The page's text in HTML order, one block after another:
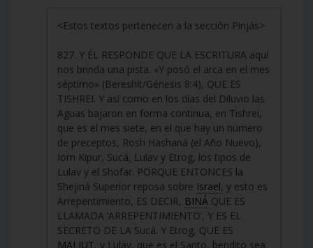
<Estos textos pertenecen a la sección Pinjás>
827. Y ÉL RESPONDE QUE LA ESCRITURA aquí
nos brinda una pista. «Y posó el arca en el mes
séptimo» (Bereshit/Génesis 8:4), QUE ES
TISHREI. Y así como en los días del Diluvio las
Aguas bajaron en forma continua, en Tishrei,
que es el mes siete, en el que hay un número
de preceptos, Rosh Hashaná (el Año Nuevo),
Iom Kipur, Sucá, Lulav y Etrog, los tipos de
Lulav y el Shofar. PORQUE ENTONCES la
Shejiná Superior reposa sobre Israel, y esto es
Arrepentimiento, ES DECIR, BINÁ QUE ES
LLAMADA ‘ARREPENTIMIENTO’, Y ES EL
SECRETO DE LA Sucá. Y Etrog, QUE ES
MALJUT, y Lulav, que es el Santo, bendito sea